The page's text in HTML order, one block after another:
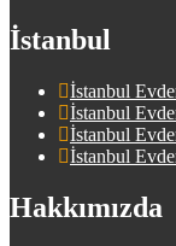
İstanbul
İstanbul
İstanbul
İstanbul
İstanbul
Hakkımızda